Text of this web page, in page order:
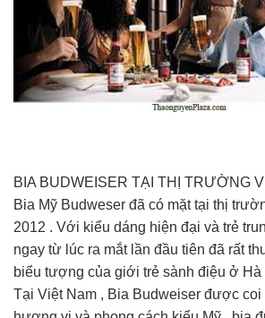
BIA BUDWEISER TẠI THỊ TRƯỜNG
Bia Mỹ Budweser đã có mặt tại thị
2012 . Với kiểu dáng hiện đại và trẻ
ngay từ lúc ra mắt lần đầu tiên đã rất
biểu tượng của giới trẻ sành điệu ở Hà
Tại Việt Nam , Bia Budweiser được